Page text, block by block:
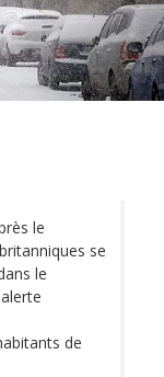
le
se
le
de